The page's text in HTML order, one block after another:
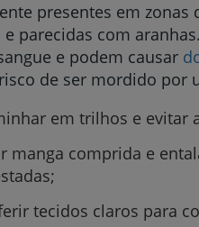
Plano +CUF
My CUF
Clientes e
CUF Academic
presentes em zonas
e parecidas com
e podem causar
de ser mordido por
em trilhos e evitar
manga comprida e
tecidos claros para